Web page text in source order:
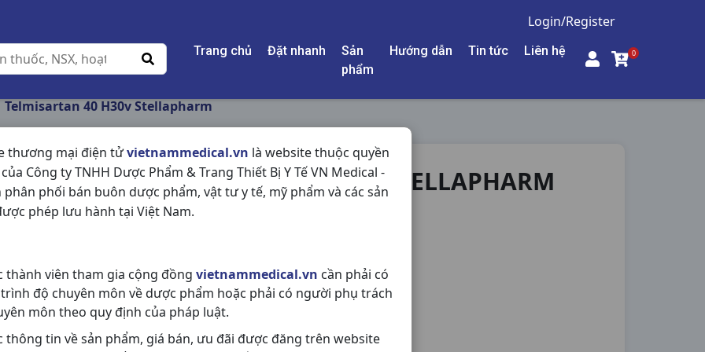
Login/Register
Trang chủ Đặt nhanh
Sản
phẩm
Hướng dẫn Tin tức Liên hệ 0
thương mại điện tửvietnammedical.vn là website thuộc quyền
Công ty TNHH Dược Phẩm & Trang Thiết Bị Y Tế VN Medical -
phân phối bán buôn dược phẩm, vật tư y tế, mỹ phẩm và các sản
phép lưu hành tại Việt Nam.
thành viên tham gia cộng đồng vietnammedical.vn cần phải có
độ chuyên môn về dược phẩm hoặc phải có người phụ trách
môn theo quy định của pháp luật.
thông tin về sản phẩm, giá bán, ưu đãi được đăng trên website
Telmisartan 40 H30v Stellapharm
TELMISARTAN 40 H30V STELLAPHARM
NSX:Stellapharm
Chia sẻ qua mạng xã hội: